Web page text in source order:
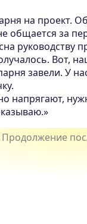
на проект.
общается за
руководству
Вот,
завели. У
напрягают,